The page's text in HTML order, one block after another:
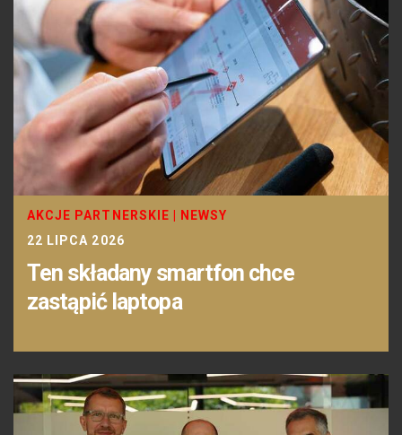
AKCJE PARTNERSKIE
NEWSY
22 LIPCA 2026
Ten składany smartfon chce
zastąpić laptopa